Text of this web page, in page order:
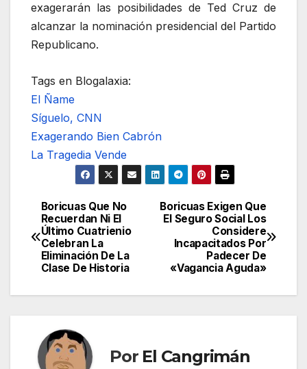
exagerarán las posibilidades de Ted Cruz de
alcanzar la nominación presidencial del Partido
Republicano.
Tags en Blogalaxia:
El Ñame
Síguelo, CNN
Exagerando Bien Cabrón
La Tragedia Vende
Navegación
de
entradas
Boricuas Exigen Que
El Seguro Social Los
Considere
Incapacitados Por
Padecer De
«Vagancia Aguda»
Boricuas Que No
Recuerdan Ni El
Último Cuatrienio
Celebran La
Eliminación De La
Clase De Historia
Por El Cangrimán